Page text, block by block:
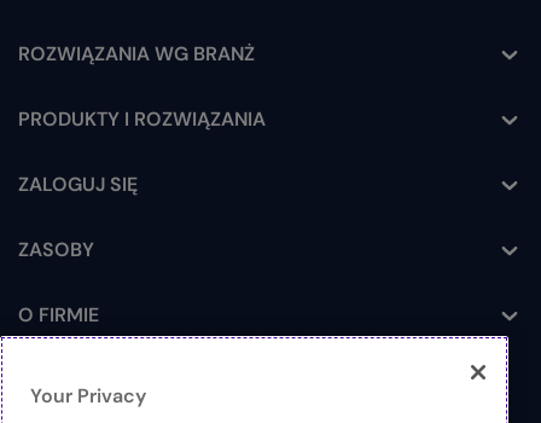
Toggle
ROZWIĄZANIA WG BRANŻ
Toggle
PRODUKTY I ROZWIĄZANIA
Toggle
ZALOGUJ SIĘ
Toggle
ZASOBY
Toggle
O FIRMIE
Your Privacy